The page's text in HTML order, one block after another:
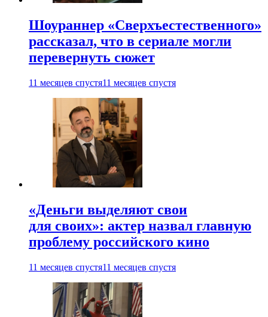
Шоураннер «Сверхъестественного»
рассказал, что в сериале могли
перевернуть сюжет
11 месяцев спустя11 месяцев спустя
«Деньги выделяют свои
для своих»: актер назвал главную
проблему российского кино
11 месяцев спустя11 месяцев спустя